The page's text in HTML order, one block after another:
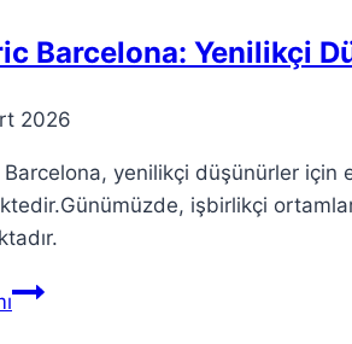
Barcelona: Yenilikçi
2026
yenilikçi düşünürler için
işbirlikçi
Teoric